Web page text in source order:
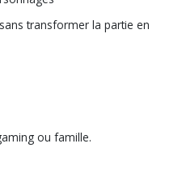
transformer la partie en
ou famille.